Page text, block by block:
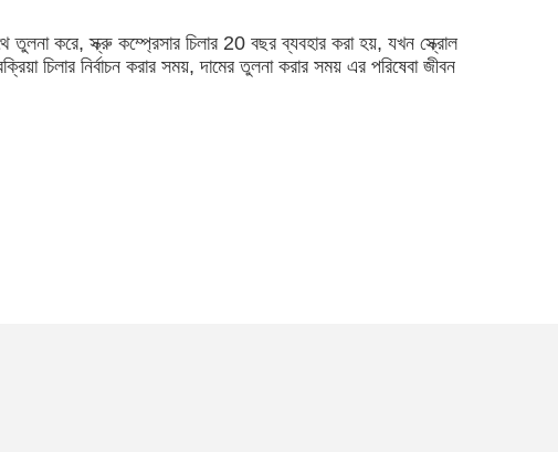
তুলনা করে, স্ক্রু কম্প্রেসার চিলার 20 বছর ব্যবহার করা হয়, যখন স্ক্রোল
চিলার নির্বাচন করার সময়, দামের তুলনা করার সময় এর পরিষেবা জীবন